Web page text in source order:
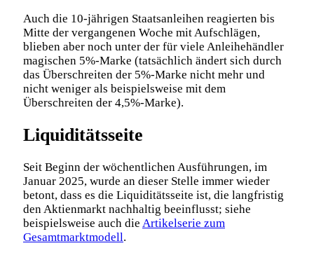
Auch die 10-jährigen Staatsanleihen reagierten bis
Mitte der vergangenen Woche mit Aufschlägen,
blieben aber noch unter der für viele Anleihehändler
magischen 5%-Marke (tatsächlich ändert sich durch
das Überschreiten der 5%-Marke nicht mehr und
nicht weniger als beispielsweise mit dem
Überschreiten der 4,5%-Marke).
Liquiditätsseite
Seit Beginn der wöchentlichen Ausführungen, im
Januar 2025, wurde an dieser Stelle immer wieder
betont, dass es die Liquiditätsseite ist, die langfristig
den Aktienmarkt nachhaltig beeinflusst; siehe
beispielsweise auch die Artikelserie zum
Gesamtmarktmodell.